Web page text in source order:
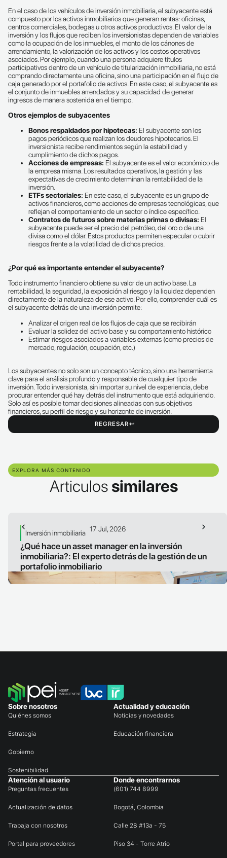
En el caso de los vehículos de inversión inmobiliaria, el subyacente está
compuesto por los activos inmobiliarios que generan rentas: oficinas,
centros comerciales, bodegas u otros activos productivos. El valor de la
inversión y los flujos que reciben los inversionistas dependen de variables
como la ocupación de los inmuebles, el monto de los cánones de
arrendamiento, la valorización de los activos y los costos operativos
asociados. Por ejemplo, cuando una persona adquiere títulos
participativos dentro de un vehículo de titularización inmobiliaria, no está
comprando directamente una oficina, sino una participación en el flujo de
caja generado por el portafolio de activos. En este caso, el subyacente es
el conjunto de inmuebles arrendados y su capacidad de generar
ingresos de manera sostenida en el tiempo.
Otros ejemplos de subyacentes
Bonos respaldados por hipotecas: El subyacente son los
pagos periódicos que realizan los deudores hipotecarios. El
inversionista recibe rendimientos según la estabilidad y
cumplimiento de dichos pagos.
Acciones de empresas: El subyacente es el valor económico de
la empresa misma. Los resultados operativos, la gestión y las
expectativas de crecimiento determinan la rentabilidad de la
inversión.
ETFs sectoriales: En este caso, el subyacente es un grupo de
activos financieros, como acciones de empresas tecnológicas, que
reflejan el comportamiento de un sector o índice específico.
Contratos de futuros sobre materias primas o divisas: El
subyacente puede ser el precio del petróleo, del oro o de una
divisa como el dólar. Estos productos permiten especular o cubrir
riesgos frente a la volatilidad de dichos precios.
¿Por qué es importante entender el subyacente?
Todo instrumento financiero obtiene su valor de un activo base. La
rentabilidad, la seguridad, la exposición al riesgo y la liquidez dependen
directamente de la naturaleza de ese activo. Por ello, comprender cuál es
el subyacente detrás de una inversión permite:
Analizar el origen real de los flujos de caja que se recibirán
Evaluar la solidez del activo base y su comportamiento histórico
Estimar riesgos asociados a variables externas (como precios de
mercado, regulación, ocupación, etc.)
Los subyacentes no solo son un concepto técnico, sino una herramienta
clave para el análisis profundo y responsable de cualquier tipo de
inversión. Todo inversionista, sin importar su nivel de experiencia, debe
procurar entender qué hay detrás del instrumento que está adquiriendo.
Solo así es posible tomar decisiones alineadas con sus objetivos
financieros, su perfil de riesgo y su horizonte de inversión.
REGRESAR
EXPLORA MÁS CONTENIDO
Articulos similares
Inversión inmobiliaria 17 Jul, 2026
¿Qué hace un asset manager en la inversión
inmobiliaria?: El experto detrás de la gestión de un
portafolio inmobiliario
LEER ARTICULO
Sobre nosotros
Quiénes somos
Estrategia
Gobierno
Sostenibilidad
Actualidad y educación
Noticias y novedades
Educación financiera
Atención al usuario
Preguntas frecuentes
Actualización de datos
Trabaja con nosotros
Portal para proveedores
Donde encontrarnos
(601) 744 8999
Bogotá, Colombia
Calle 28 #13a - 75
Piso 34 - Torre Atrio